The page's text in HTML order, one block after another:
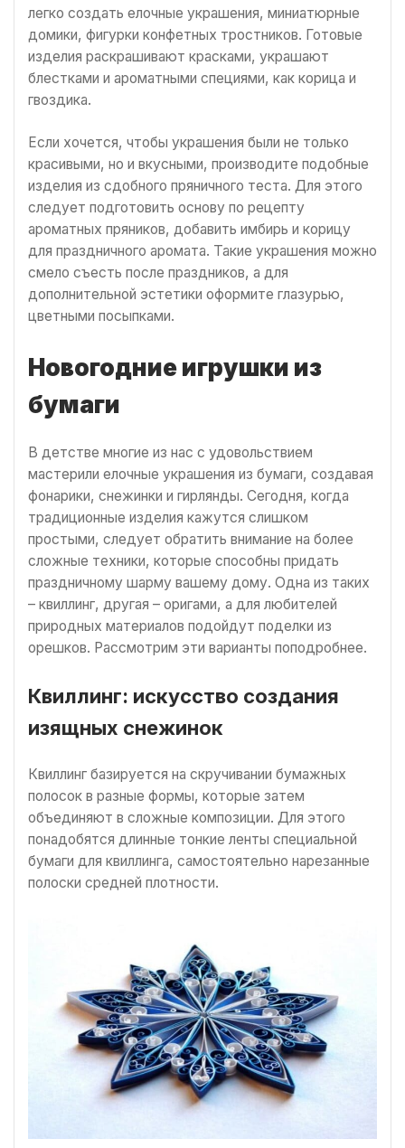
легко создать елочные украшения, миниатюрные
домики, фигурки конфетных тростников. Готовые
изделия раскрашивают красками, украшают
блестками и ароматными специями, как корица и
гвоздика.
Если хочется, чтобы украшения были не только
красивыми, но и вкусными, производите подобные
изделия из сдобного пряничного теста. Для этого
следует подготовить основу по рецепту
ароматных пряников, добавить имбирь и корицу
для праздничного аромата. Такие украшения можно
смело съесть после праздников, а для
дополнительной эстетики оформите глазурью,
цветными посыпками.
Новогодние игрушки из
бумаги
В детстве многие из нас с удовольствием
мастерили елочные украшения из бумаги, создавая
фонарики, снежинки и гирлянды. Сегодня, когда
традиционные изделия кажутся слишком
простыми, следует обратить внимание на более
сложные техники, которые способны придать
праздничному шарму вашему дому. Одна из таких
– квиллинг, другая – оригами, а для любителей
природных материалов подойдут поделки из
орешков. Рассмотрим эти варианты поподробнее.
Квиллинг: искусство создания
изящных снежинок
Квиллинг базируется на скручивании бумажных
полосок в разные формы, которые затем
объединяют в сложные композиции. Для этого
понадобятся длинные тонкие ленты специальной
бумаги для квиллинга, самостоятельно нарезанные
полоски средней плотности.